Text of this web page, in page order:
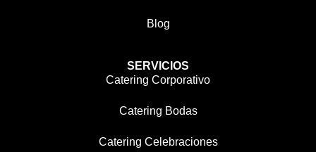
Blog
SERVICIOS
Catering Corporativo
Catering Bodas
Catering Celebraciones